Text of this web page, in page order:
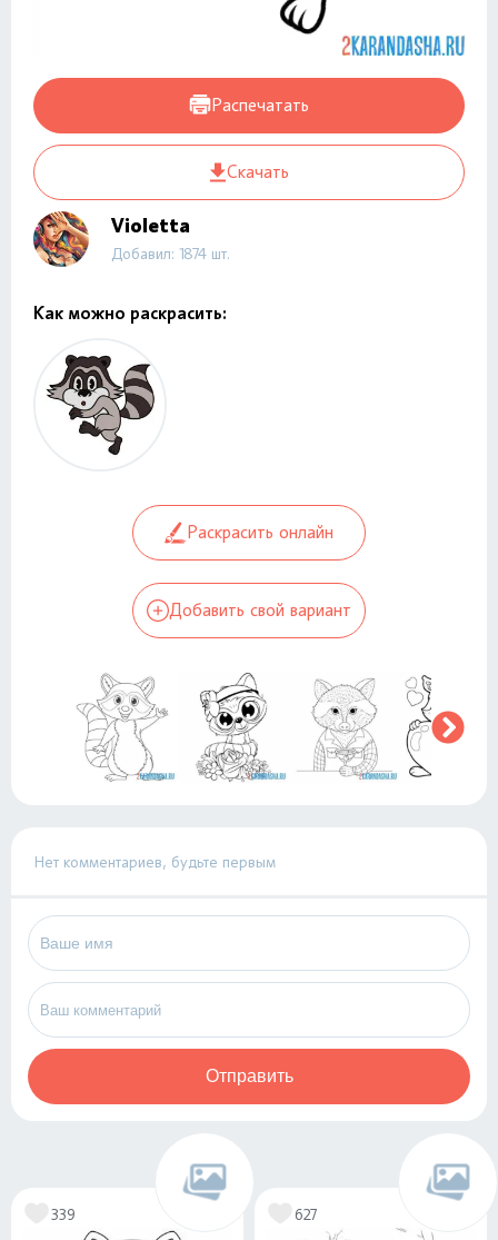
Распечатать
Скачать
Violetta
Добавил: 1874 шт.
Как можно раскрасить:
Раскрасить онлайн
Добавить свой вариант
Нет комментариев, будьте первым
Отправить
339 627